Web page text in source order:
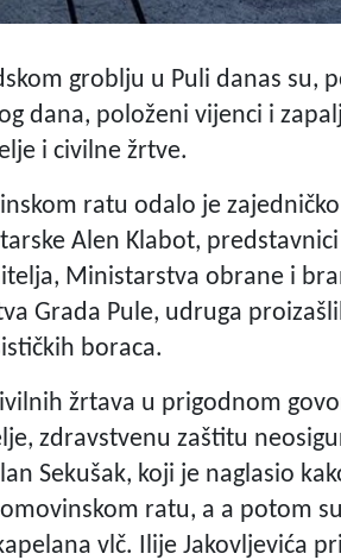
groblju u Puli danas su,
dana, položeni vijenci i
i civilne žrtve.
ratu odalo je
Alen Klabot,
Ministarstva obrane i
Grada Pule, udruga
boraca.
žrtava u prigodnom
zdravstvenu zaštitu
Sekušak, koji je naglasio
ratu, a a potom
vlč. Ilije Jakovljevića